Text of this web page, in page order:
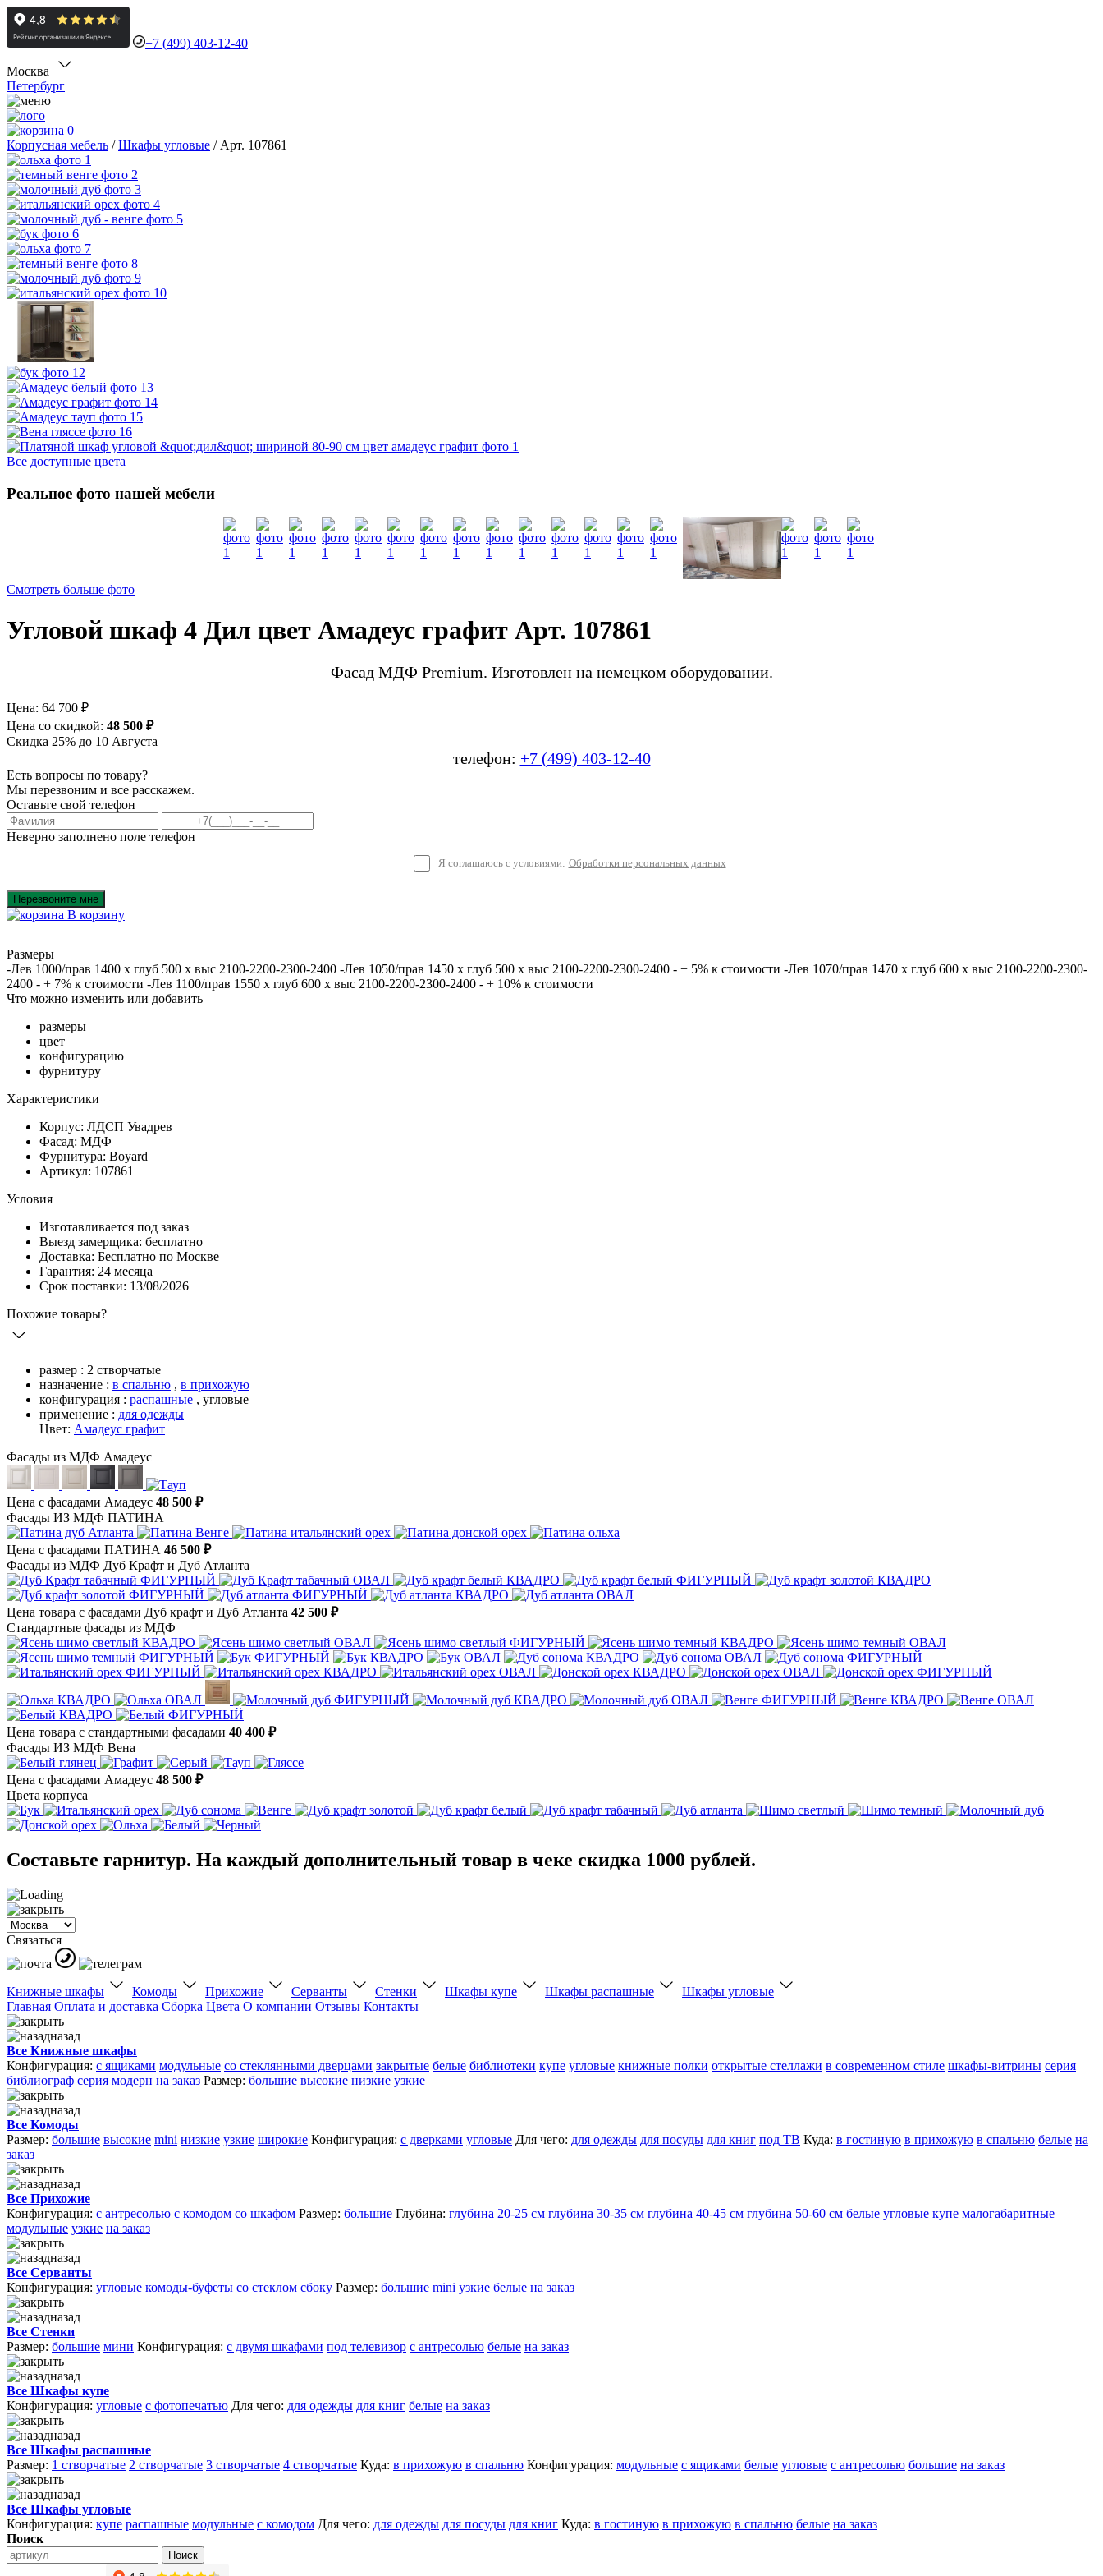
+7 (499) 403-12-40
Москва
Петербург
0
Корпусная мебель /Шкафы угловые / Арт. 107861
Все доступные цвета
Реальное фото нашей мебели
Смотреть больше фото
Угловой шкаф 4 Дил цвет Амадеус графит Арт. 107861
Фасад МДФ Premium. Изготовлен на немецком оборудовании.
Цена: 64 700 ₽
Цена со скидкой: 48 500 ₽
Скидка 25% до 10 Августа
телефон: +7 (499) 403-12-40
Есть вопросы по товару?
Мы перезвоним и все расскажем.
Оставьте свой телефон
Неверно заполнено поле телефон
Я соглашаюсь с условиями: Обработки персональных данных
Перезвоните мне
В корзину
Размеры
-Лев 1000/прав 1400 х глуб 500 х выс 2100-2200-2300-2400 -Лев 1050/прав 1450 х глуб 500 х выс 2100-2200-2300-2400 - + 5% к стоимости -Лев 1070/прав 1470 х глуб 600 х выс 2100-2200-2300-
2400 - + 7% к стоимости -Лев 1100/прав 1550 х глуб 600 х выс 2100-2200-2300-2400 - + 10% к стоимости
Что можно изменить или добавить
размеры
цвет
конфигурацию
фурнитуру
Характеристики
Корпус: ЛДСП Увадрев
Фасад: МДФ
Фурнитура: Boyard
Артикул: 107861
Условия
Изготавливается под заказ
Выезд замерщика: бесплатно
Доставка: Бесплатно по Москве
Гарантия: 24 месяца
Срок поставки: 13/08/2026
Похожие товары?
размер : 2 створчатые
назначение : в спальню , в прихожую
конфигурация : распашные , угловые
применение : для одежды
Цвет: Амадеус графит
Фасады из МДФ Амадеус
Цена с фасадами Амадеус 48 500 ₽
Фасады ИЗ МДФ ПАТИНА
Цена с фасадами ПАТИНА 46 500 ₽
Фасады из МДФ Дуб Крафт и Дуб Атланта
Цена товара с фасадами Дуб крафт и Дуб Атланта 42 500 ₽
Стандартные фасады из МДФ
Цена товара с стандартными фасадами 40 400 ₽
Фасады ИЗ МДФ Вена
Цена с фасадами Амадеус 48 500 ₽
Цвета корпуса
Составьте гарнитур. На каждый дополнительный товар в чеке скидка 1000 рублей.
Связаться
Книжные шкафы Комоды Прихожие Серванты Стенки Шкафы купе Шкафы распашные
Шкафы угловые
Главная Оплата и доставка Сборка Цвета О компании Отзывы Контакты
назад
Все Книжные шкафы
Конфигурация: с ящиками модульные со стеклянными дверцами закрытые белые библиотеки купе угловые книжные полки открытые стеллажи в современном стиле шкафы-витрины серия
библиограф серия модерн на заказ Размер: большие высокие низкие узкие
назад
Все Комоды
Размер: большие высокие mini низкие узкие широкие Конфигурация: с дверками угловые Для чего: для одежды для посуды для книг под ТВ Куда: в гостиную в прихожую в спальню белые на
заказ
назад
Все Прихожие
Конфигурация: с антресолью с комодом со шкафом Размер: большие Глубина: глубина 20-25 см глубина 30-35 см глубина 40-45 см глубина 50-60 см белые угловые купе малогабаритные
модульные узкие на заказ
назад
Все Серванты
Конфигурация: угловые комоды-буфеты со стеклом сбоку Размер: большие mini узкие белые на заказ
назад
Все Стенки
Размер: большие мини Конфигурация: с двумя шкафами под телевизор с антресолью белые на заказ
назад
Все Шкафы купе
Конфигурация: угловые с фотопечатью Для чего: для одежды для книг белые на заказ
назад
Все Шкафы распашные
Размер: 1 створчатые 2 створчатые 3 створчатые 4 створчатые Куда: в прихожую в спальню Конфигурация: модульные с ящиками белые угловые с антресолью большие на заказ
назад
Все Шкафы угловые
Конфигурация: купе распашные модульные с комодом Для чего: для одежды для посуды для книг Куда: в гостиную в прихожую в спальню белые на заказ
Поиск
Поиск